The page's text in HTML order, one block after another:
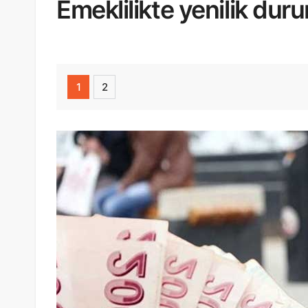
Emeklilikte yenilik
1 2